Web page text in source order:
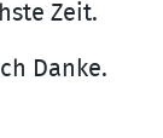
Zeit.
Danke.